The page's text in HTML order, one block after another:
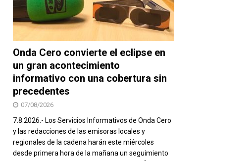
Onda Cero convierte el eclipse en
un gran acontecimiento
informativo con una cobertura sin
precedentes
07/08/2026
7.8.2026.- Los Servicios Informativos de Onda Cero
y las redacciones de las emisoras locales y
regionales de la cadena harán este miércoles
desde primera hora de la mañana un seguimiento